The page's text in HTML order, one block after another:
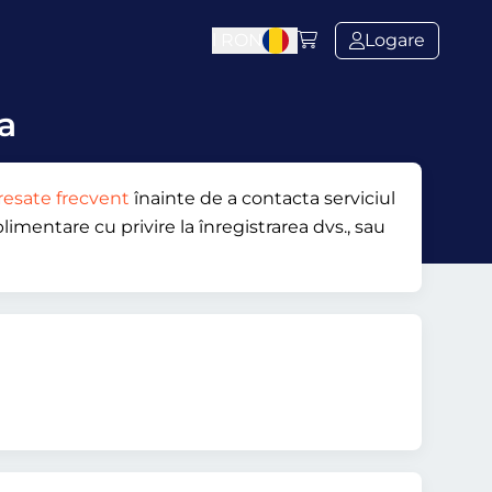
Logare
frecvent înainte de a contacta serviciul
cu privire la înregistrarea dvs., sau